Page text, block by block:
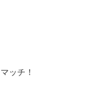
ッチ！